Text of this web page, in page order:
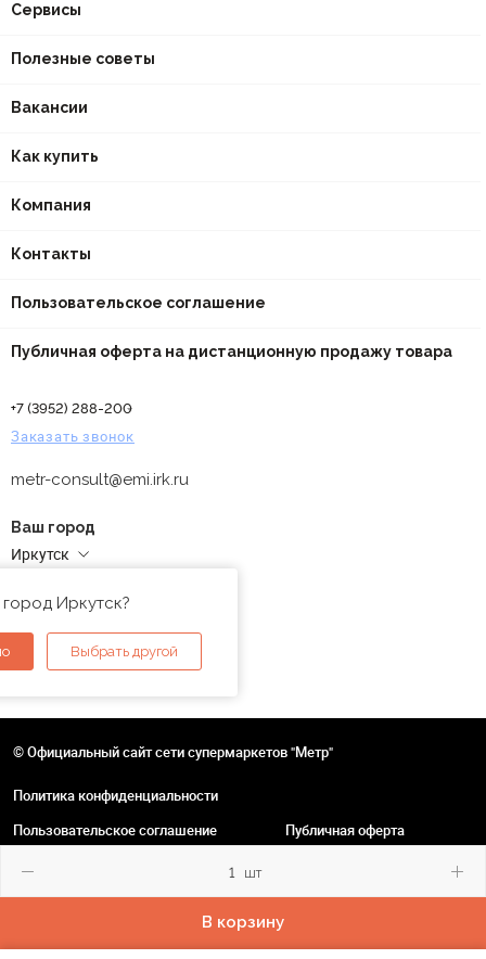
шт
В корзину
Сервисы
Полезные советы
Вакансии
Как купить
Компания
Контакты
Пользовательское соглашение
Публичная оферта на дистанционную продажу товара
+7 (3952) 288-200
Заказать звонок
metr-consult@emi.irk.ru
Ваш город
Иркутск
Иркутск?
Выбрать другой
© Официальный сайт сети супермаркетов "Метр"
Политика конфиденциальности
Пользовательское соглашение
Публичная оферта